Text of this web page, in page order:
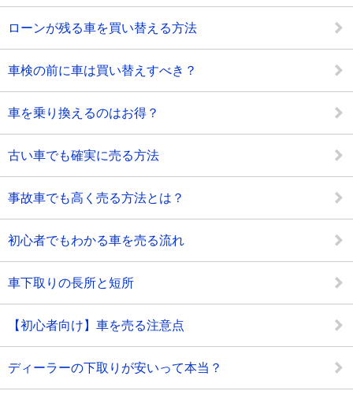
ローンが残る車を買い替える方法
車検の前に車は買い替えすべき？
車を乗り換えるのはお得？
古い車でも確実に売る方法
事故車でも高く売る方法とは？
初心者でもわかる車を売る流れ
車下取りの長所と短所
【初心者向け】車を売る注意点
ディーラーの下取りが安いって本当？